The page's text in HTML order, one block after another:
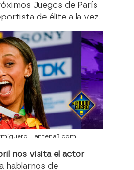
Juegos de París
de élite a la vez.
| antena3.com
nos visita el actor
hablarnos de